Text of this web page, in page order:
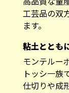
工芸品の双
ます。
モンテルー
トッシ一族
仕切りや成
き物に携わ